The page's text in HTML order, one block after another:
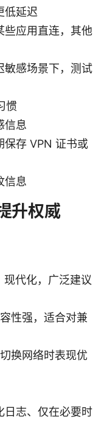
低延迟
些应用直连，其他
敏感场景下，测试
惯
信息
保存 VPN 证书或
信息
升权威
代化，广泛建议
性强，适合对兼
换网络时表现优
日志、仅在必要时